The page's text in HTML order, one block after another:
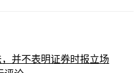
并不表明证券时报立场